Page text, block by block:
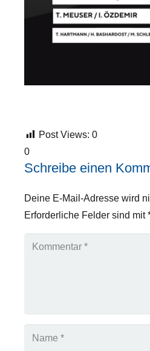
Post Views: 0
0
Schreibe einen
Deine E-Mail-Adresse wird
Erforderliche Felder sind mit